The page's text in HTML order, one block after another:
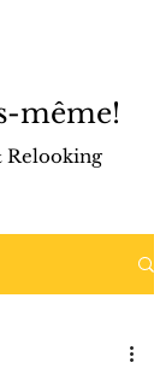
même!
Relooking